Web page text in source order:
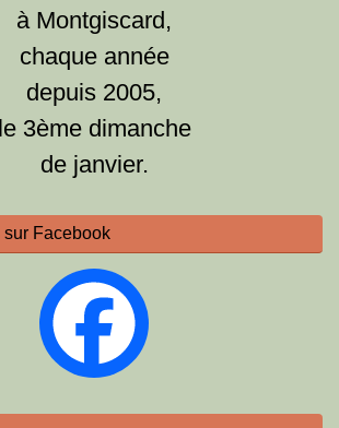
à Montgiscard,
chaque année
depuis 2005,
le 3ème dimanche
de janvier.
sur Facebook